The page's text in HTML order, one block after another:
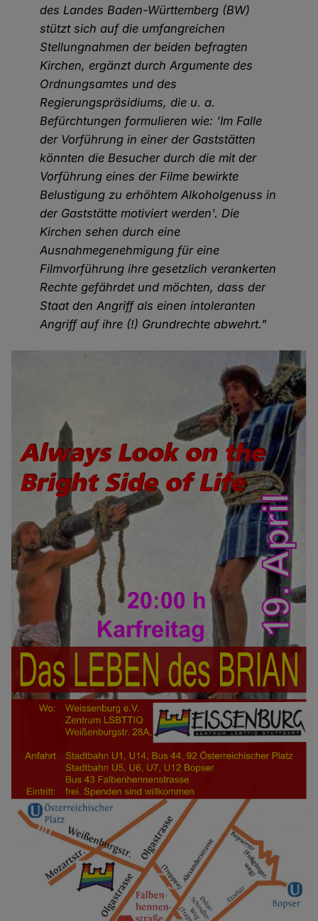
des Landes Baden-Württemberg (BW)
stützt sich auf die umfangreichen
Stellungnahmen der beiden befragten
Kirchen, ergänzt durch Argumente des
Ordnungsamtes und des
Regierungspräsidiums, die u. a.
Befürchtungen formulieren wie: 'Im Falle
der Vorführung in einer der Gaststätten
könnten die Besucher durch die mit der
Vorführung eines der Filme bewirkte
Belustigung zu erhöhtem Alkoholgenuss in
der Gaststätte motiviert werden'. Die
Kirchen sehen durch eine
Ausnahmegenehmigung für eine
Filmvorführung ihre gesetzlich verankerten
Rechte gefährdet und möchten, dass der
Staat den Angriff als einen intoleranten
Angriff auf ihre (!) Grundrechte abwehrt."